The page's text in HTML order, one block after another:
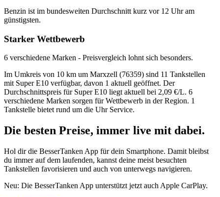
Benzin ist im bundesweiten Durchschnitt kurz vor 12 Uhr am
günstigsten.
Starker Wettbewerb
6 verschiedene Marken - Preisvergleich lohnt sich besonders.
Im Umkreis von 10 km um Marxzell (76359) sind 11 Tankstellen
mit Super E10 verfügbar, davon 1 aktuell geöffnet. Der
Durchschnittspreis für Super E10 liegt aktuell bei 2,09 €/L. 6
verschiedene Marken sorgen für Wettbewerb in der Region. 1
Tankstelle bietet rund um die Uhr Service.
Die besten Preise, immer live mit dabei.
Hol dir die BesserTanken App für dein Smartphone. Damit bleibst
du immer auf dem laufenden, kannst deine meist besuchten
Tankstellen favorisieren und auch von unterwegs navigieren.
Neu: Die BesserTanken App unterstützt jetzt auch Apple CarPlay.